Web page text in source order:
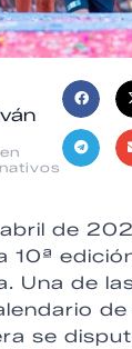
de
10ª
Una de
se